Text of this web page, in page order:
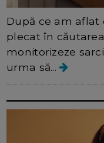
După ce am aflat
plecat în
monitorizeze
urma să...